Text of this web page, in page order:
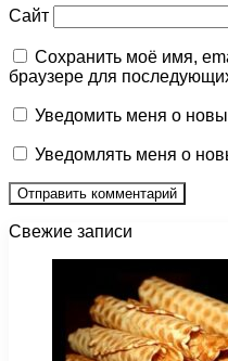
Сайт
Сохранить моё имя,
браузере для
Уведомить меня о
Уведомлять меня о
Свежие записи